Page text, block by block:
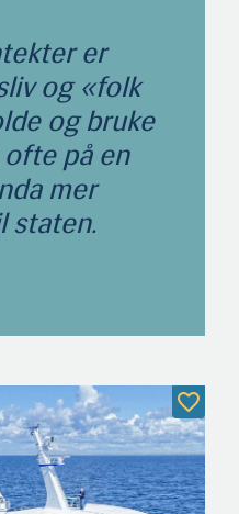
er
og «folk
og bruke
på en
mer
staten.